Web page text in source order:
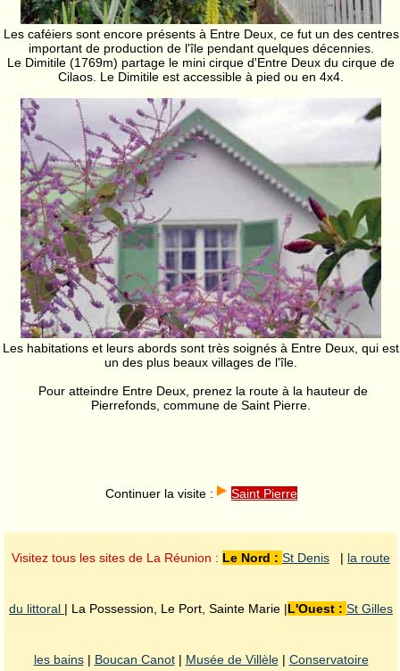
Les caféiers sont encore présents à Entre Deux, ce fut un des centres
important de production de l'île pendant quelques décennies.
Le Dimitile (1769m) partage le mini cirque d'Entre Deux du cirque de
Cilaos. Le Dimitile est accessible à pied ou en 4x4.
Les habitations et leurs abords sont très soignés à Entre Deux, qui est
un des plus beaux villages de l'île.
Pour atteindre Entre Deux, prenez la route à la hauteur de
Pierrefonds, commune de Saint Pierre.
Continuer la visite : Saint Pierre
Visitez tous les sites de La Réunion : Le Nord : St Denis | la route
du littoral | La Possession, Le Port, Sainte Marie |L'Ouest : St Gilles
les bains| Boucan Canot| Musée de Villèle| Conservatoire